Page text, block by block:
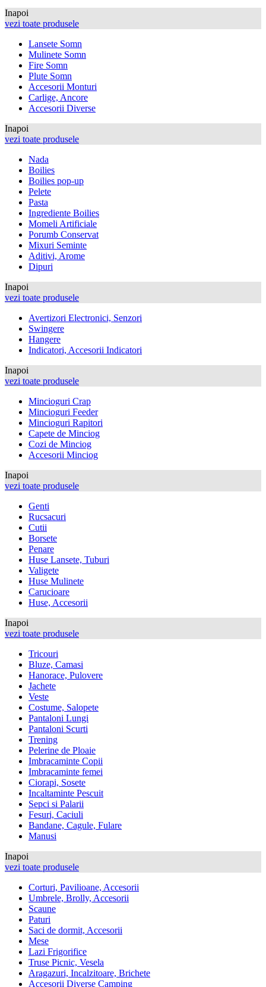
Inapoi
vezi toate produsele
Lansete Somn
Mulinete Somn
Fire Somn
Plute Somn
Accesorii Monturi
Carlige, Ancore
Accesorii Diverse
Inapoi
vezi toate produsele
Nada
Boilies
Boilies pop-up
Pelete
Pasta
Ingrediente Boilies
Momeli Artificiale
Porumb Conservat
Mixuri Seminte
Aditivi, Arome
Dipuri
Inapoi
vezi toate produsele
Avertizori Electronici, Senzori
Swingere
Hangere
Indicatori, Accesorii Indicatori
Inapoi
vezi toate produsele
Mincioguri Crap
Mincioguri Feeder
Mincioguri Rapitori
Capete de Minciog
Cozi de Minciog
Accesorii Minciog
Inapoi
vezi toate produsele
Genti
Rucsacuri
Cutii
Borsete
Penare
Huse Lansete, Tuburi
Valigete
Huse Mulinete
Carucioare
Huse, Accesorii
Inapoi
vezi toate produsele
Tricouri
Bluze, Camasi
Hanorace, Pulovere
Jachete
Veste
Costume, Salopete
Pantaloni Lungi
Pantaloni Scurti
Trening
Pelerine de Ploaie
Imbracaminte Copii
Imbracaminte femei
Ciorapi, Sosete
Incaltaminte Pescuit
Sepci si Palarii
Fesuri, Caciuli
Bandane, Cagule, Fulare
Manusi
Inapoi
vezi toate produsele
Corturi, Pavilioane, Accesorii
Umbrele, Brolly, Accesorii
Scaune
Paturi
Saci de dormit, Accesorii
Mese
Lazi Frigorifice
Truse Picnic, Vesela
Aragazuri, Incalzitoare, Brichete
Accesorii Diverse Camping